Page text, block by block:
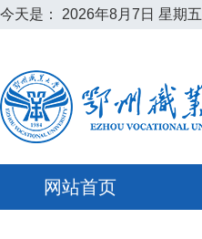
今天是： 2026年8月7日 星期五
网站首页